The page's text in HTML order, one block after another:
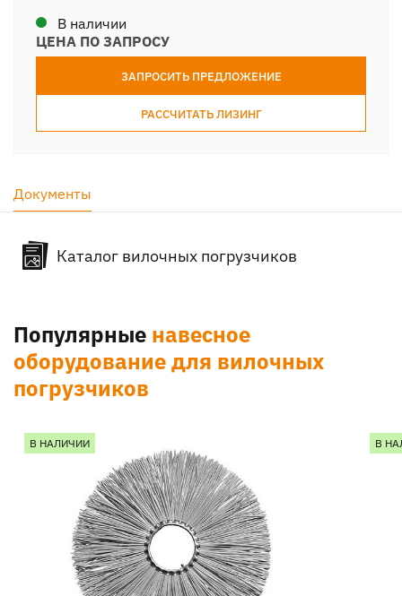
В наличии
ЦЕНА ПО ЗАПРОСУ
ЗАПРОСИТЬ ПРЕДЛОЖЕНИЕ
РАССЧИТАТЬ ЛИЗИНГ
Документы
Каталог вилочных погрузчиков
Популярные навесное
оборудование для вилочных
погрузчиков
В НАЛИЧИИ В